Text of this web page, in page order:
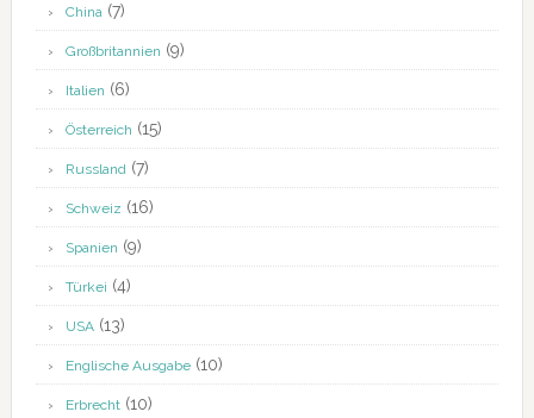
China(7)
Großbritannien (9)
Italien (6)
Österreich (15)
Russland(7)
Schweiz (16)
Spanien (9)
Türkei (4)
USA(13)
Englische Ausgabe(10)
Erbrecht(10)